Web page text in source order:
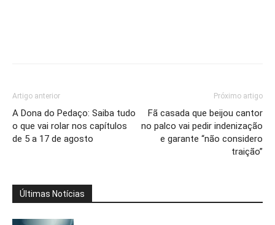
Artigo anterior
A Dona do Pedaço: Saiba tudo
o que vai rolar nos capítulos
de 5 a 17 de agosto
Próximo artigo
Fã casada que beijou cantor
no palco vai pedir indenização
e garante “não considero
traição”
Últimas Notícias